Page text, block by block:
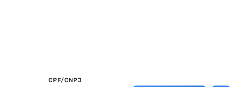
CPF/CNPJ